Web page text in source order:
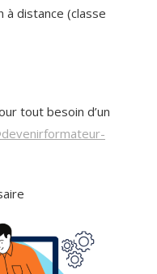
à distance (classe
tout besoin d’un